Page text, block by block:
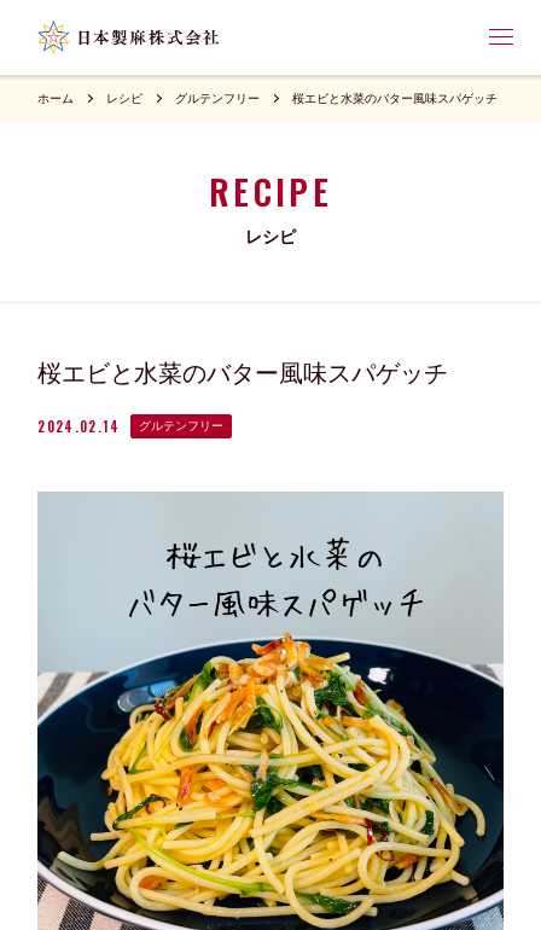
ホーム レシピ グルテンフリー 桜エビと水菜のバター風味スパゲッチ
RECIPE
レシピ
桜エビと水菜のバター風味スパゲッチ
2024.02.14 グルテンフリー